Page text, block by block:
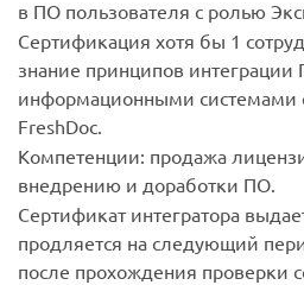
в ПО пользователя с ролью
Сертификация хотя бы 1
знание принципов интеграции
информационными системами
FreshDoc.
Компетенции: продажа
внедрению и доработки ПО.
Сертификат интегратора
продляется на следующий
после прохождения проверки